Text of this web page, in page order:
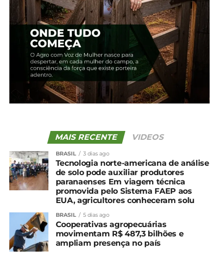
28 de outubro, 2025
Em "Brasil"
15 de outubro, 2024
Em "Brasil"
Trigo: Clima favorece
lavouras no final de
outubro; médias têm
novas quedas
4 de novembro, 2025
Em "Brasil"
União Europeia reabre mercado para carne
de frango e de peru do Brasil
NÃO PERCA
Preços do milho seguem firmes no BR;
exportação reage
MAIS RECENTE VIDEOS
BRASIL 3 dias ago
Tecnologia norte-americana de análise
de solo pode auxiliar produtores
paranaenses Em viagem técnica
promovida pelo Sistema FAEP aos
EUA, agricultores conheceram solu
BRASIL 5 dias ago
Cooperativas agropecuárias
movimentam R$ 487,3 bilhões e
ampliam presença no país